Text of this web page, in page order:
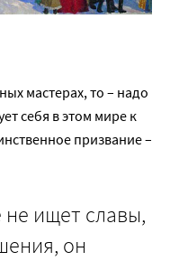
мастерах, то – надо
себя в этом мире к
призвание –
не ищет славы,
он